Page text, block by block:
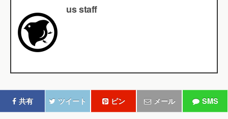
us staff
共有 ツイート ピン メール SMS